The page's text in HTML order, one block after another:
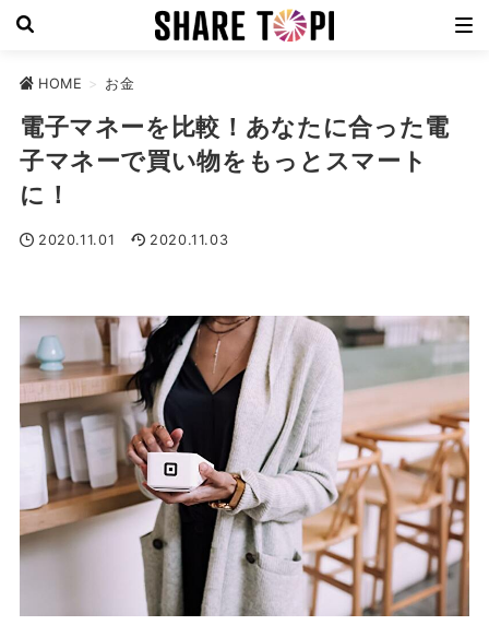
HOME > お金
電子マネーを比較！あなたに合った電
子マネーで買い物をもっとスマート
に！
2020.11.01 2020.11.03